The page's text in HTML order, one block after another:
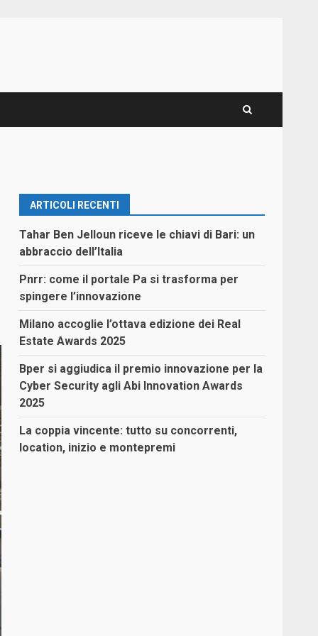
ARTICOLI RECENTI
Tahar Ben Jelloun riceve le chiavi di Bari: un
abbraccio dell’Italia
Pnrr: come il portale Pa si trasforma per
spingere l’innovazione
Milano accoglie l’ottava edizione dei Real
Estate Awards 2025
Bper si aggiudica il premio innovazione per la
Cyber Security agli Abi Innovation Awards
2025
La coppia vincente: tutto su concorrenti,
location, inizio e montepremi